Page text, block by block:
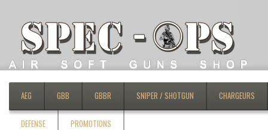
AEG GBB GBBR SNIPER / SHOTGUN CHARGEURS
DEFENSE PROMOTIONS